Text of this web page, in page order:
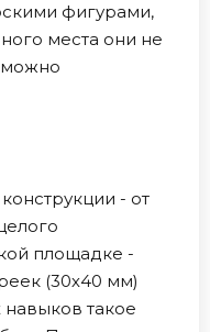
фигурами,
места они не
можно
- от
площадке -
(30х40 мм)
такое